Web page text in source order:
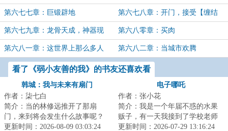
虫群】！
第六七七章：巨锻辟地 第六七八章：开门，接受【缠结
体】的鞭挞吧！
第六七九章：龙骨天成，神器现
世？
第六八零章：买肉
第六八一章：这世界上那么多人 第六八二章：当城市欢腾
看了《弱小友善的我》的书友还喜欢看
韩城：我与未来有扇门
作者：柒七白
简介：当的林修远推开了那扇
门，来到将会发生什么故事呢？
那么……过去的Jessica将会未来的
更新时间：2026-08-09 03:03:24
电子哪吒
作者：张小花
简介：我是一个年届不惑的水果
贩子，有一天我接到了学校老师
的电话，说我那成绩一直平平无
更新时间：2026-07-29 13:16:24